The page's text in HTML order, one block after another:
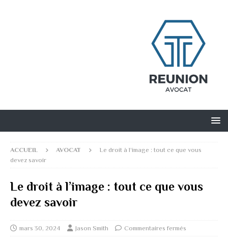
ACCUEIL AVOCAT
Le droit à l’image : tout ce que vous
devez savoir
Le droit à l’image : tout ce que vous
devez savoir
mars 30, 2024 Jason Smith Commentaires fermés